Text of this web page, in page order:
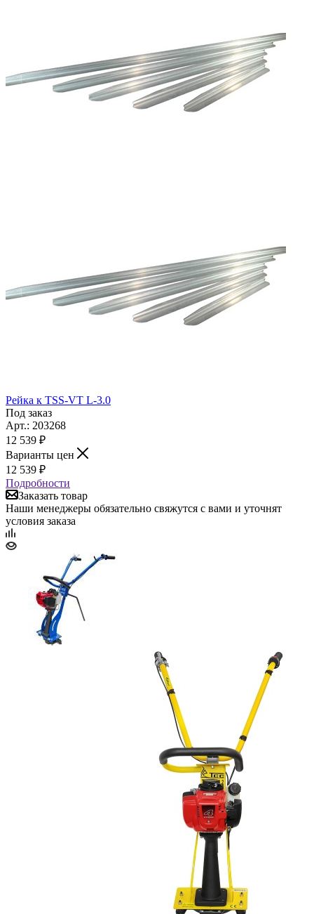
Рейка к TSS-VT L-3.0
Под заказ
Арт.: 203268
12 539 ₽
Варианты цен
12 539 ₽
Подробности
Заказать товар
Наши менеджеры обязательно свяжутся с вами и уточнят
условия заказа